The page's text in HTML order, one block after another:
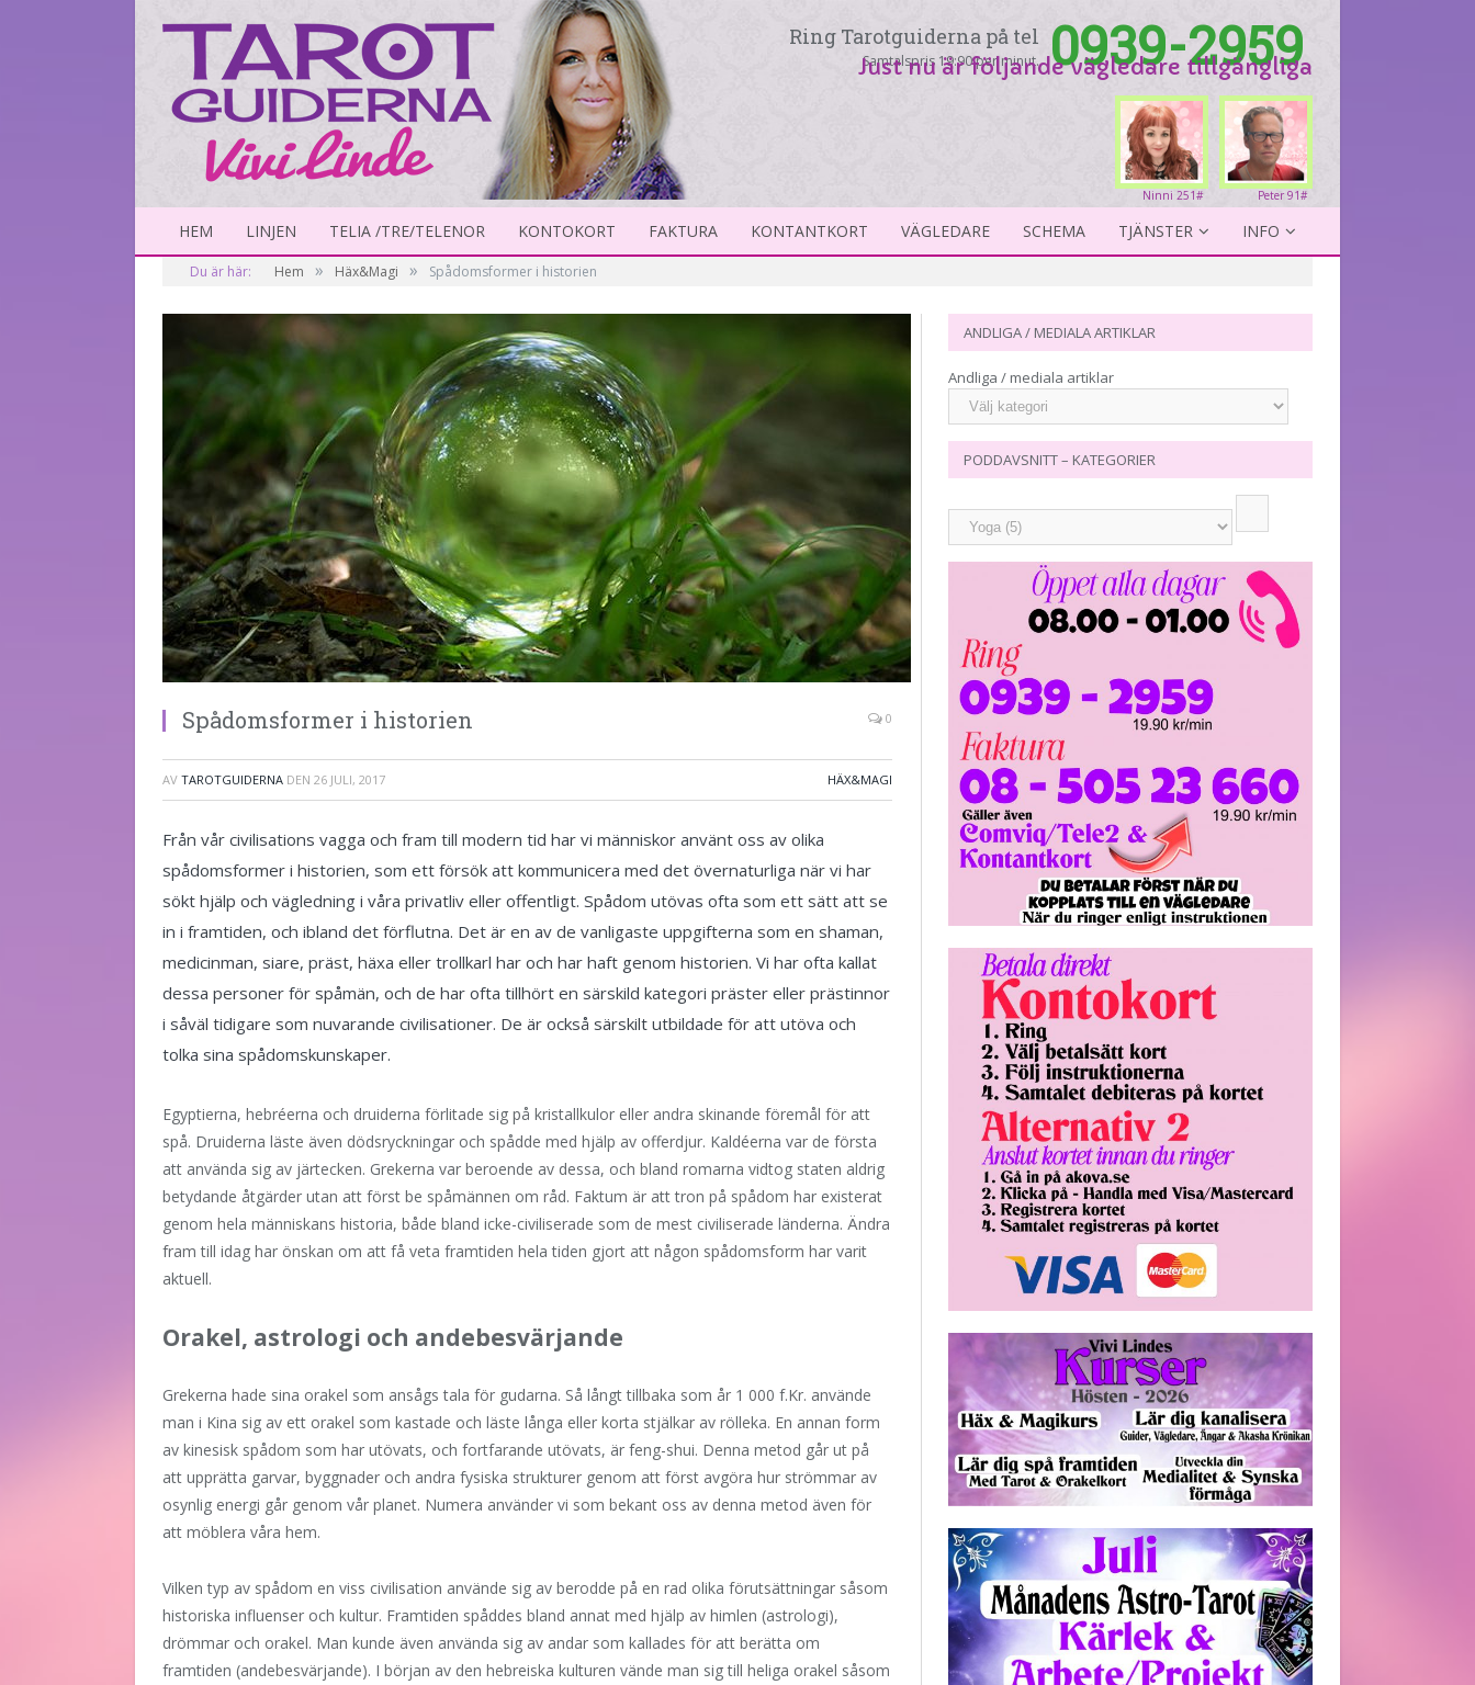
Ring Tarotguiderna på tel
Samtalspris 19:90 per minut. 0939-2959
Just nu är följande vägledare tillgängliga
Peter 91#
Ninni 251#
HEM LINJEN TELIA /TRE/TELENOR KONTOKORT FAKTURA KONTANTKORT VÄGLEDARE SCHEMA TJÄNSTER INFO
Du är här: Hem » Häx&Magi » Spådomsformer i historien
Spådomsformer i historien 0
AV TAROTGUIDERNA DEN 26 JULI, 2017 HÄX&MAGI
Från vår civilisations vagga och fram till modern tid har vi människor använt oss av olika
spådomsformer i historien, som ett försök att kommunicera med det övernaturliga när vi har
sökt hjälp och vägledning i våra privatliv eller offentligt. Spådom utövas ofta som ett sätt att se
in i framtiden, och ibland det förflutna. Det är en av de vanligaste uppgifterna som en shaman,
medicinman, siare, präst, häxa eller trollkarl har och har haft genom historien. Vi har ofta kallat
dessa personer för spåmän, och de har ofta tillhört en särskild kategori präster eller prästinnor
i såväl tidigare som nuvarande civilisationer. De är också särskilt utbildade för att utöva och
tolka sina spådomskunskaper.
Egyptierna, hebréerna och druiderna förlitade sig på kristallkulor eller andra skinande föremål för att
spå. Druiderna läste även dödsryckningar och spådde med hjälp av offerdjur. Kaldéerna var de första
att använda sig av järtecken. Grekerna var beroende av dessa, och bland romarna vidtog staten aldrig
betydande åtgärder utan att först be spåmännen om råd. Faktum är att tron på spådom har existerat
genom hela människans historia, både bland icke-civiliserade som de mest civiliserade länderna. Ändra
fram till idag har önskan om att få veta framtiden hela tiden gjort att någon spådomsform har varit
aktuell.
Orakel, astrologi och andebesvärjande
Grekerna hade sina orakel som ansågs tala för gudarna. Så långt tillbaka som år 1 000 f.Kr. använde
man i Kina sig av ett orakel som kastade och läste långa eller korta stjälkar av rölleka. En annan form
av kinesisk spådom som har utövats, och fortfarande utövats, är feng-shui. Denna metod går ut på
att upprätta garvar, byggnader och andra fysiska strukturer genom att först avgöra hur strömmar av
osynlig energi går genom vår planet. Numera använder vi som bekant oss av denna metod även för
att möblera våra hem.
Vilken typ av spådom en viss civilisation använde sig av berodde på en rad olika förutsättningar såsom
historiska influenser och kultur. Framtiden spåddes bland annat med hjälp av himlen (astrologi),
drömmar och orakel. Man kunde även använda sig av andar som kallades för att berätta om
framtiden (andebesvärjande). I början av den hebreiska kulturen vände man sig till heliga orakel såsom
ANDLIGA / MEDIALA ARTIKLAR
Andliga / mediala artiklar
PODDAVSNITT – KATEGORIER